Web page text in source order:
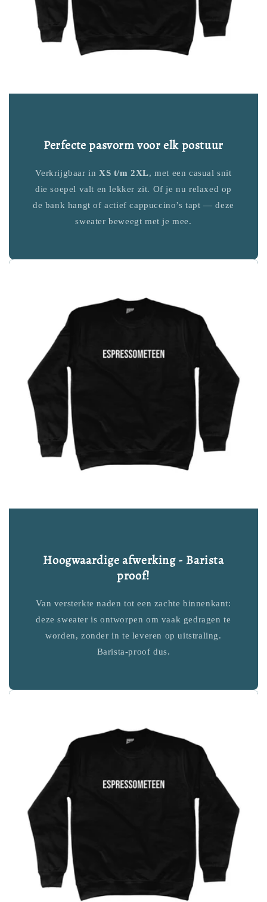
Perfecte pasvorm voor elk postuur
Verkrijgbaar in XS t/m 2XL, met een casual snit
die soepel valt en lekker zit. Of je nu relaxed op
de bank hangt of actief cappuccino’s tapt — deze
sweater beweegt met je mee.
Hoogwaardige afwerking - Barista
proof!
Van versterkte naden tot een zachte binnenkant:
deze sweater is ontworpen om vaak gedragen te
worden, zonder in te leveren op uitstraling.
Barista-proof dus.